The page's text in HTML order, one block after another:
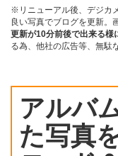
※リニューアル後、デジカ
良い写真でブログを更新。
更新が10分前後で出来る様
る為、他社の広告等、無駄
アルバ
た写真